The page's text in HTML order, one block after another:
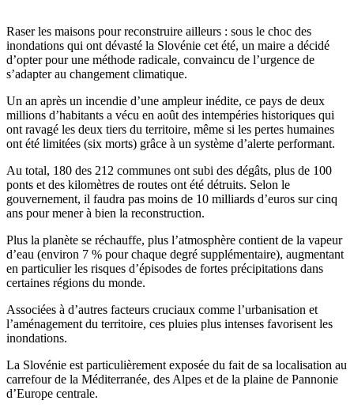
Raser les maisons pour reconstruire ailleurs : sous le choc des
inondations qui ont dévasté la Slovénie cet été, un maire a décidé
d’opter pour une méthode radicale, convaincu de l’urgence de
s’adapter au changement climatique.
Un an après un incendie d’une ampleur inédite, ce pays de deux
millions d’habitants a vécu en août des intempéries historiques qui
ont ravagé les deux tiers du territoire, même si les pertes humaines
ont été limitées (six morts) grâce à un système d’alerte performant.
Au total, 180 des 212 communes ont subi des dégâts, plus de 100
ponts et des kilomètres de routes ont été détruits. Selon le
gouvernement, il faudra pas moins de 10 milliards d’euros sur cinq
ans pour mener à bien la reconstruction.
Plus la planète se réchauffe, plus l’atmosphère contient de la vapeur
d’eau (environ 7 % pour chaque degré supplémentaire), augmentant
en particulier les risques d’épisodes de fortes précipitations dans
certaines régions du monde.
Associées à d’autres facteurs cruciaux comme l’urbanisation et
l’aménagement du territoire, ces pluies plus intenses favorisent les
inondations.
La Slovénie est particulièrement exposée du fait de sa localisation au
carrefour de la Méditerranée, des Alpes et de la plaine de Pannonie
d’Europe centrale.